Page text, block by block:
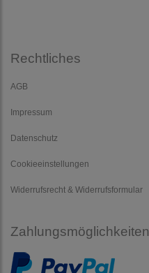
Rechtliches
AGB
Impressum
Datenschutz
Cookieeinstellungen
Widerrufsrecht & Widerrufsformular
Zahlungsmöglichkeiten